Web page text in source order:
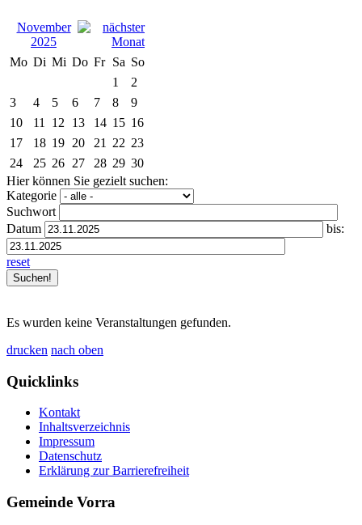
November
2025
Mo Di Mi Do Fr Sa So
1
2
3
4 5 6 7 8
9
10
11 12 13 14 15 16
17
18 19 20 21 22 23
24
25 26 27 28 29 30
Hier können Sie gezielt suchen:
Kategorie
Suchwort
Datum
bis:
reset
Es wurden keine Veranstaltungen gefunden.
drucken nach oben
Quicklinks
Kontakt
Inhaltsverzeichnis
Impressum
Datenschutz
Erklärung zur Barrierefreiheit
Gemeinde Vorra